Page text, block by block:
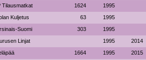
Tilausmatkat 1624 1995
Kuljetus 63 1995
Suomi 303 1995
Linjat 1995 2014
1664 1995 2015